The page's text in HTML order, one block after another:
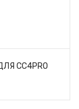
CC4PRO